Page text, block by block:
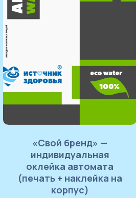
«Свой бренд» —
индивидуальная
оклейка автомата
(печать + наклейка на
корпус)